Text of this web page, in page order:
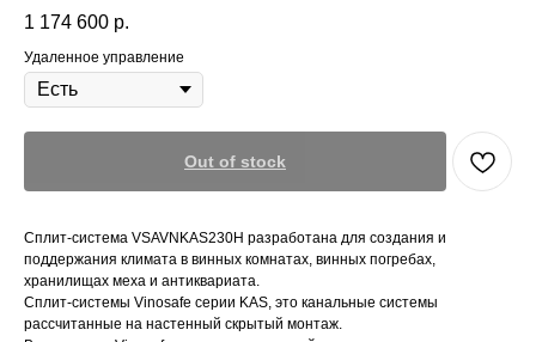
1 174 600 р.
Удаленное управление
Out of stock
Сплит-система VSAVNKAS230H разработана для создания и
поддержания климата в винных комнатах, винных погребах,
хранилищах меха и антиквариата.
Сплит-системы Vinosafe серии KAS, это канальные системы
рассчитанные на настенный скрытый монтаж.